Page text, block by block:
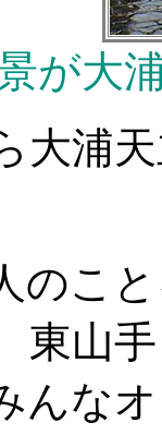
が大
大浦
のこ
東山
んな